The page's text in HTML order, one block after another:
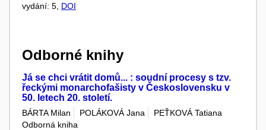
vydání: 5, DOI
Odborné knihy
Já se chci vrátit domů... : soudní procesy s tzv.
řeckými monarchofašisty v Československu v
50. letech 20. století.
BÁRTA Milan POLÁKOVÁ Jana
PEŤKOVÁ Tatiana
Odborná kniha